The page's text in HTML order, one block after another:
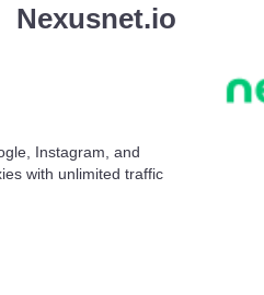
Nexusnet.io
Instagram, and
with unlimited traffic